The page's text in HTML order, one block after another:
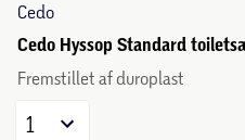
Cedo
Cedo Hyssop Standard
Fremstillet af duroplast
1